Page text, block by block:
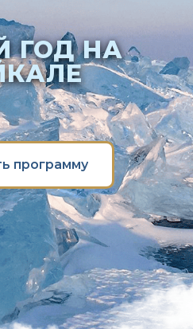
ГОД НА
программу